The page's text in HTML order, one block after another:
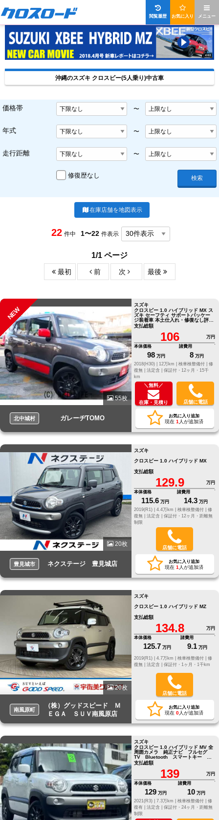
メニュー
お気に入り
閲覧履歴
沖縄のスズキ クロスビー(5人乗り)中古車
価格帯 〜
年式 〜
走行距離 〜
修復歴なし 検索
在庫店舗を地図表示
22 件中 1〜22 件表示
1/1 ページ
最初 前 次 最後
NEW
55枚
北中城村 ガレーヂTOMO
スズキ
クロスビー 1.0 ハイブリッド MX ス
ズキ セーフティ サポートパッケー
ジ装着車 本土仕入れ・修復なし評価
4・ディスプレイオーディオ・プッ
シュスタート・パドルシフト・ター
支払総額
106
万円
本体価格
98 万円
諸費用
8 万円
2018(H30) |
12万km | 検車検整備付 | 修
復無 | 法定含 | 保証付・12ヶ月・15千
km
＼無料／
在庫・見積り 店舗に電話
お気に入り追加
現在 1 人が追加済
20枚
豊見城市 ネクステージ 豊見城店
スズキ
クロスビー 1.0 ハイブリッド MX
支払総額
129.9
万円
本体価格
115.6 万円
諸費用
14.3 万円
2019(R1) |
4.4万km | 検車検整備付 | 修
復無 | 法定含 | 保証付・12ヶ月・距離無
制限
店舗に電話
お気に入り追加
現在 1 人が追加済
20枚
南風原町
（株）グッドスピード Ｍ
ＥＧＡ ＳＵＶ南風原店
スズキ
クロスビー 1.0 ハイブリッド MZ
支払総額
134.8
万円
本体価格
125.7 万円
諸費用
9.1 万円
修
復無 | 法定含 | 保証付・1ヶ月・1千km
店舗に電話
お気に入り追加
現在 0人が追加済
スズキ
クロスビー 1.0 ハイブリッド MV 全
周囲カメラ 純正ナビ フルセグ
TV Bluetooth スマートキー パ
ドルシフト シートヒーター
支払総額
139
万円
本体価格
129 万円
諸費用
10 万円
2021(R3) |
7.3万km | 検車検整備付 | 修
復有 | 法定含 | 保証付・24ヶ月・距離無
制限